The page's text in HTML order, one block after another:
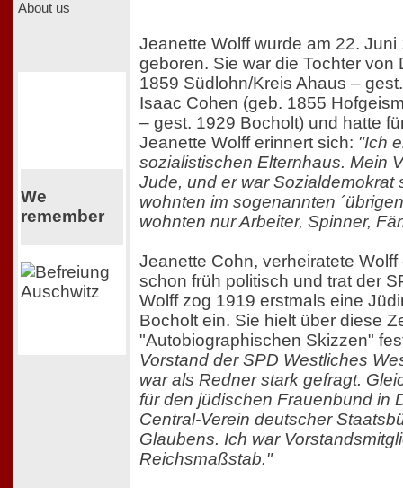
About us
We
remember
Jeanette Wolff wurde am 22.
geboren. Sie war die Tochter von
1859 Südlohn/Kreis Ahaus –
Isaac Cohen (geb. 1855
– gest. 1929 Bocholt) und hatte
Jeanette Wolff erinnert sich: "Ich
sozialistischen Elternhaus. Mein
Jude, und er war
wohnten im sogenannten
wohnten nur Arbeiter, Spinner,
Jeanette Cohn, verheiratete
schon früh politisch und trat der
Wolff zog 1919 erstmals eine
Bocholt ein. Sie hielt über diese
"Autobiographischen Skizzen"
Vorstand der SPD Westliches
war als Redner stark gefragt.
für den jüdischen Frauenbund in
Central-Verein deutscher
Glaubens. Ich war
Reichsmaßstab."